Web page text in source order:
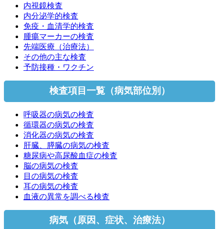
内視鏡検査
内分泌学的検査
免疫・血清学的検査
腫瘍マーカーの検査
先端医療（治療法）
その他の主な検査
予防接種・ワクチン
検査項目一覧（病気部位別）
呼吸器の病気の検査
循環器の病気の検査
消化器の病気の検査
肝臓、膵臓の病気の検査
糖尿病や高尿酸血症の検査
脳の病気の検査
目の病気の検査
耳の病気の検査
血液の異常を調べる検査
病気（原因、症状、治療法）